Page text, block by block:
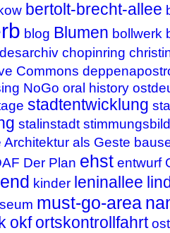
bertolt-brecht-allee
blog Blumen bollwerk
chopinring
Commons
NoGo oral history
stadtentwicklung
stalinstadt stimmungsbild
Architektur als Geste
Der Plan ehst entwurf
kinder leninallee
must-go-area
okf ortskontrollfahrt